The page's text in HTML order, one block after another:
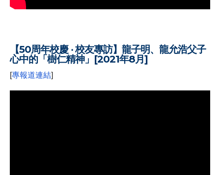
【50周年校慶 ‧ 校友專訪】龍子明、龍允浩父子
心中的「樹仁精神」[2021年8月]
[專報道連結]